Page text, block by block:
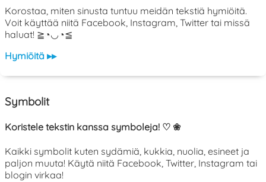
Korostaa, miten sinusta tuntuu meidän tekstiä hymiöitä.
Voit käyttää niitä Facebook, Instagram, Twitter tai missä
haluat! ≧◔◡◔≦
Hymiöitä ▸▸
Symbolit
Koristele tekstin kanssa symboleja! ♡ ❀
Kaikki symbolit kuten sydämiä, kukkia, nuolia, esineet ja
paljon muuta! Käytä niitä Facebook, Twitter, Instagram tai
blogin virkaa!